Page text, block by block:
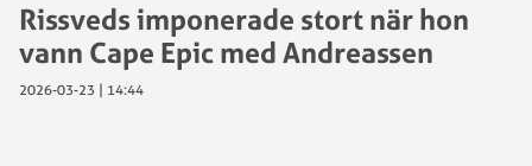
Rissveds imponerade stort när hon
vann Cape Epic med Andreassen
2026-03-23 | 14:44